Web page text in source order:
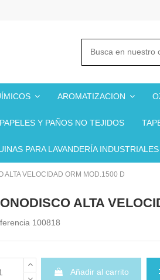
AROMATIZACION
PAPELES Y PAÑOS NO TEJIDOS
PARA LAVANDERÍA
ALTA VELOCIDAD ORM MOD.1500 D
ALTA
100818
Añadir al carrito